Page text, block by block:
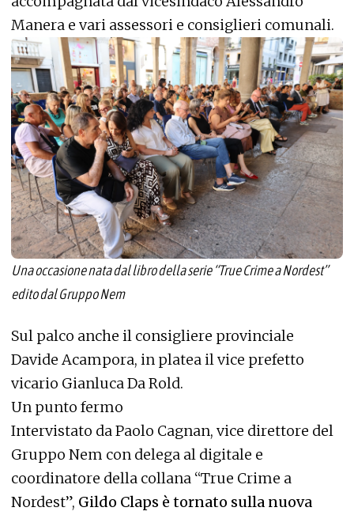
Manera e vari assessori e consiglieri comunali.
Una occasione nata dal libro della serie “True Crime a Nordest”
edito dal Gruppo Nem
Sul palco anche il consigliere provinciale
Davide Acampora, in platea il vice prefetto
vicario Gianluca Da Rold.
Un punto fermo
Intervistato da Paolo Cagnan, vice direttore del
Gruppo Nem con delega al digitale e
coordinatore della collana “True Crime a
Nordest”, Gildo Claps è tornato sulla nuova